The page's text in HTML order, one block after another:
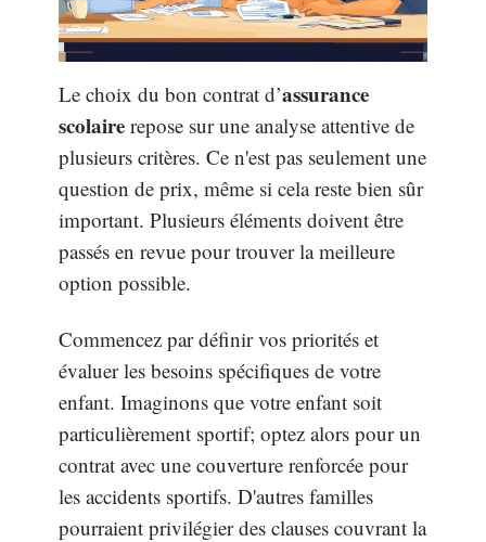
Le choix du bon contrat d’assurance
scolaire repose sur une analyse attentive de
plusieurs critères. Ce n'est pas seulement une
question de prix, même si cela reste bien sûr
important. Plusieurs éléments doivent être
passés en revue pour trouver la meilleure
option possible.
Commencez par définir vos priorités et
évaluer les besoins spécifiques de votre
enfant. Imaginons que votre enfant soit
particulièrement sportif; optez alors pour un
contrat avec une couverture renforcée pour
les accidents sportifs. D'autres familles
pourraient privilégier des clauses couvrant la